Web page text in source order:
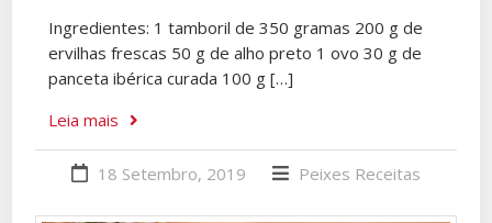
Ingredientes: 1 tamboril de 350 gramas 200 g de
ervilhas frescas 50 g de alho preto 1 ovo 30 g de
panceta ibérica curada 100 g […]
Leia mais
18 Setembro, 2019 Peixes Receitas